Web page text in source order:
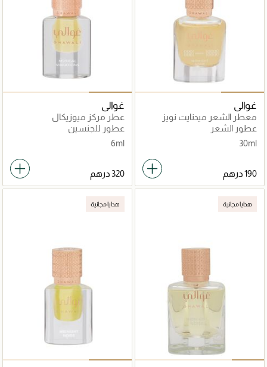
غوالي
معطر الشعر ميدنايت نويز
عطور الشعر
30ml
غوالي
عطر مركز ميوزيكال
فايبريشنس
عطور للجنسين
6ml
هدايا مجانية هدايا مجانية